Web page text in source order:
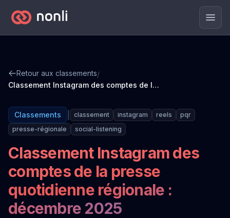
Retour aux classements/
Classement Instagram des comptes de la presse quotidienne régionale : décembre 2025
Classements classement instagram reels
pqr
presse-régionale
social-listening
Classement Instagram des
comptes de la presse
quotidienne régionale :
décembre 2025